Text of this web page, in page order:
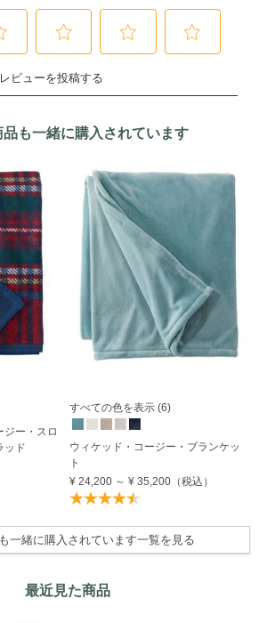
品も一緒に購入されています
ジー・スロ
ッド
すべての色を表示 (6)
ウィケッド・コージー・ブランケッ
ト
¥ 24,200 ～ ¥ 35,200 （税込）
一緒に購入されています一覧を見る
最近見た商品